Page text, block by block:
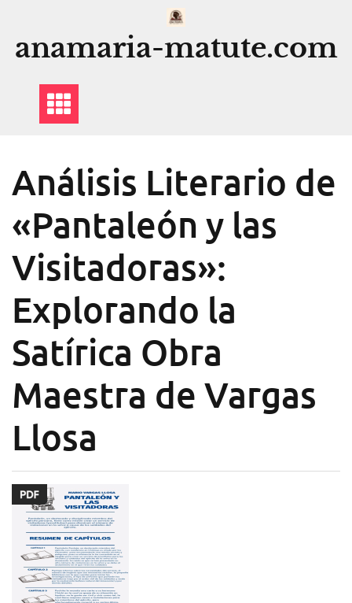
contenido
anamaria-matute.com
Análisis Literario de
«Pantaleón y las
Visitadoras»:
Explorando la
Satírica Obra
Maestra de Vargas
Llosa